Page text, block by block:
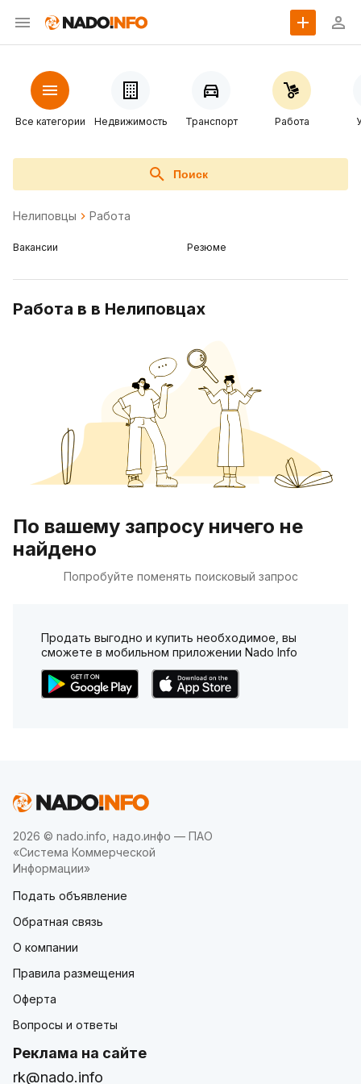
Все категории Недвижимость Транспорт Работа
Поиск
Нелиповцы Работа
Вакансии Резюме
Работа в в Нелиповцах
По вашему запросу ничего не
найдено
Попробуйте поменять поисковый запрос
Продать выгодно и купить необходимое, вы
сможете в мобильном приложении Nado Info
2026 © nado.info, надо.инфо — ПАО
«Система Коммерческой
Информации»
Подать объявление
Обратная связь
О компании
Правила размещения
Оферта
Вопросы и ответы
Реклама на сайте
rk@nado.info